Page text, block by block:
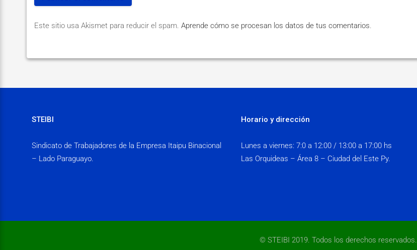
Este sitio usa Akismet para reducir el spam. Aprende cómo se procesan los datos de tus comentarios.
STEIBI
Sindicato de Trabajadores de la Empresa Itaipu Binacional
– Lado Paraguayo.
Horario y dirección
Lunes a viernes: 7:0 a 12:00 / 13:00 a 17:00 hs
Las Orquideas – Área 8 – Ciudad del Este Py.
© STEIBI 2019. Todos los derechos reservados.